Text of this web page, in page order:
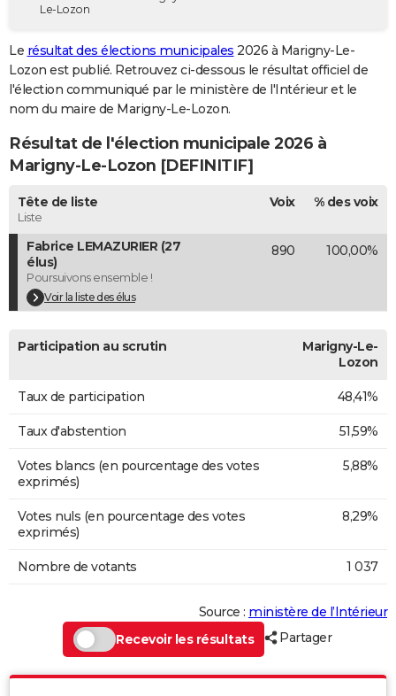
Destinations
City break
Voyage nature
Voyage de noces
Forum
GUIDES D'ACHAT
BONS PLANS
Carte de Noël
Carte Bonne année
Carte Saint-Valentin
Carte Pâques
Carte d'anniversaire
DICTIONNAIRE
Dictionnaire
Biographies
Citations
Expressions
Proverbes
PROGRAMME TV
COPAINS D'AVANT
S'inscrire
Se connecter
Lycées
Collèges
Primaires
Universités
Entreprises
Service militaire
Avis de recherche
AVIS DE DÉCÈS
FORUM
Bricolage
Lifestyle
Culture
Sport
Auto
Television
Voyage
Cinema
Le-Lozon
Le résultat des élections municipales 2026 à Marigny-Le-
Lozon est publié. Retrouvez ci-dessous le résultat officiel de
l'élection communiqué par le ministère de l'Intérieur et le
nom du maire de Marigny-Le-Lozon.
Résultat de l'élection municipale 2026 à
Marigny-Le-Lozon [DEFINITIF]
Tête de liste
Liste
Voix % des voix
Fabrice LEMAZURIER (27
élus)
Poursuivons ensemble !
Voir la liste des élus
890 100,00%
Participation au scrutin
Marigny-Le-
Lozon
Taux de participation 48,41%
Taux d'abstention 51,59%
Votes blancs (en pourcentage des votes
exprimés)
5,88%
Votes nuls (en pourcentage des votes
exprimés)
8,29%
Nombre de votants 1 037
Source : ministère de l’Intérieur
Recevoir les résultats
Partager